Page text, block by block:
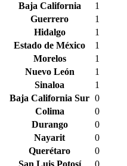
Baja California
1
Guerrero
1
Hidalgo
1
Estado de México
1
Morelos
1
Nuevo León
1
Sinaloa
1
Baja California Sur 0
Colima
0
Durango
0
Nayarit
0
Querétaro
0